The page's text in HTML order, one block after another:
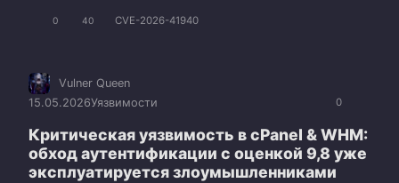
0 40 CVE-2026-41940
0
Vulner Queen
15.05.2026Уязвимости
Критическая уязвимость в cPanel & WHM:
обход аутентификации с оценкой 9,8 уже
эксплуатируется злоумышленниками